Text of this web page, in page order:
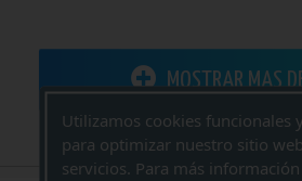
MOSTRAR MAS
Utilizamos cookies funcionales
para optimizar nuestro sitio
servicios. Para más